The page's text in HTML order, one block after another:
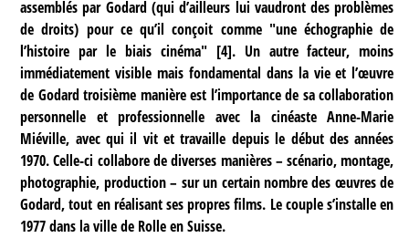
assemblés par Godard (qui d’ailleurs lui vaudront des problèmes
de droits) pour ce qu’il conçoit comme "une échographie de
l’histoire par le biais cinéma"[4]. Un autre facteur, moins
immédiatement visible mais fondamental dans la vie et l’œuvre
de Godard troisième manière est l’importance de sa collaboration
personnelle et professionnelle avec la cinéaste Anne-Marie
Miéville, avec qui il vit et travaille depuis le début des années
1970. Celle-ci collabore de diverses manières – scénario, montage,
photographie, production – sur un certain nombre des œuvres de
Godard, tout en réalisant ses propres films. Le couple s’installe en
1977 dans la ville de Rolle en Suisse.